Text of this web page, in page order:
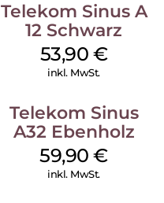
Telekom Sinus A
12 Schwarz
53,90 €
inkl. MwSt.
Telekom Sinus
A32 Ebenholz
59,90€
inkl. MwSt.